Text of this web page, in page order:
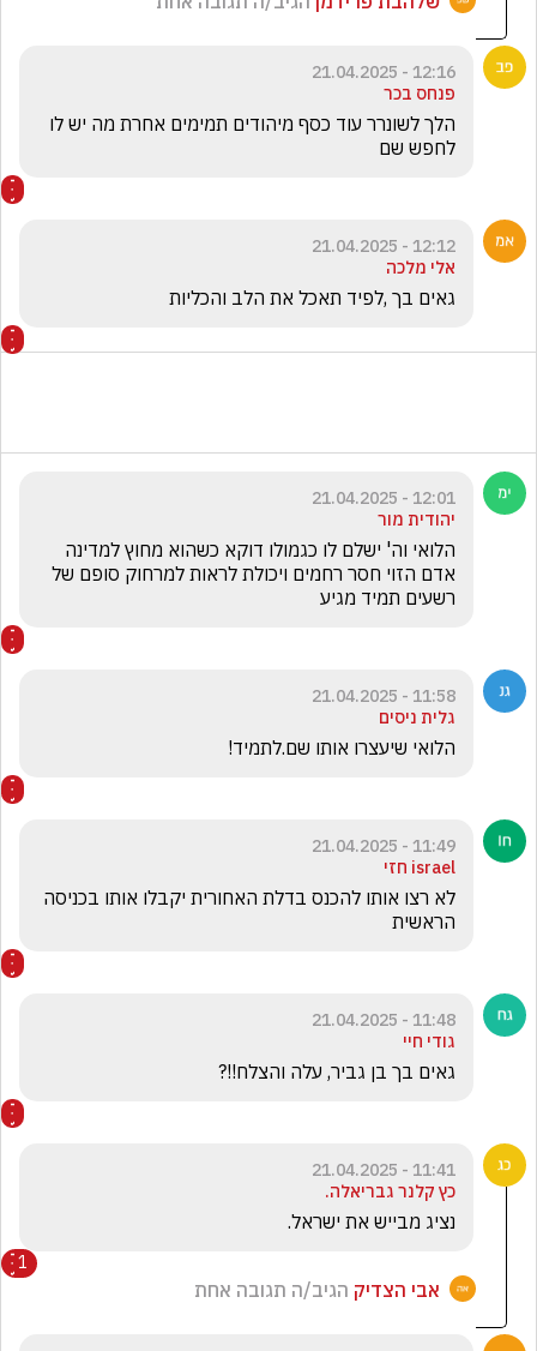
12:16 - 21.04.2025
פנחס בכר
לחפש שם
12:12 - 21.04.2025
אלי מלכה
גאים בך ,לפיד תאכל את הלב והכליות
12:01 - 21.04.2025
יהודית מור
רשעים תמיד מגיע
11:58 - 21.04.2025
גלית ניסים
הלואי שיעצרו אותו שם.לתמיד!
11:49 - 21.04.2025
israel חזי
הראשית
11:48 - 21.04.2025
גודי חיי
גאים בך בן גביר, עלה והצלח!!?
11:41 - 21.04.2025
כץ קלנר גבריאלה.
נציג מבייש את ישראל.
1
אבי הצדיק הגיב/ה תגובה אחת